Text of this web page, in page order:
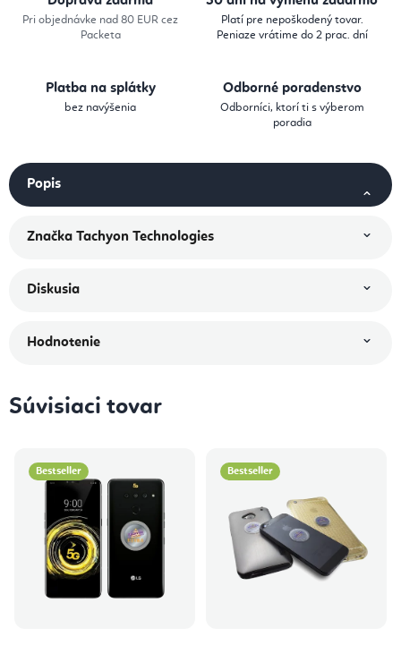
Pri objednávke nad 80 EUR cez
Packeta
Platí pre nepoškodený tovar.
Peniaze vrátime do 2 prac. dní
Platba na splátky
bez navýšenia
Odborné poradenstvo
Odborníci, ktorí ti s výberom
poradia
Popis
Značka Tachyon Technologies
Diskusia
Hodnotenie
Súvisiaci tovar
Bestseller Bestseller